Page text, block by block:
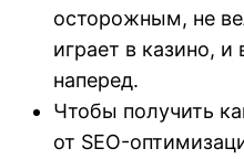
осторожным, не
играет в казино,
наперед.
Чтобы получить
от SEO-